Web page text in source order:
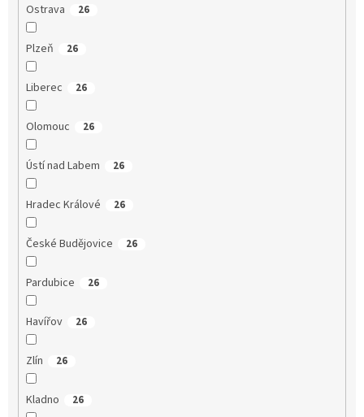
Ostrava 26
Plzeň 26
Liberec 26
Olomouc 26
Ústí nad Labem 26
Hradec Králové 26
České Budějovice 26
Pardubice 26
Havířov 26
Zlín 26
Kladno 26